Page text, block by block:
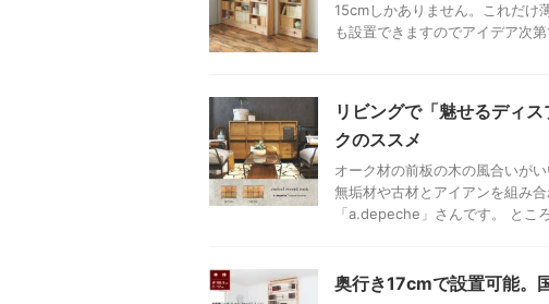
15cmしかありません。これだけ
も設置できますのでアイデア次
リビングで「魅せるディ
クのススメ
オーク材の前板の木の風合いが
無垢材や古材とアイアンを組み
「a.depeche」さんです。 とこ
奥行き17cmで設置可能。